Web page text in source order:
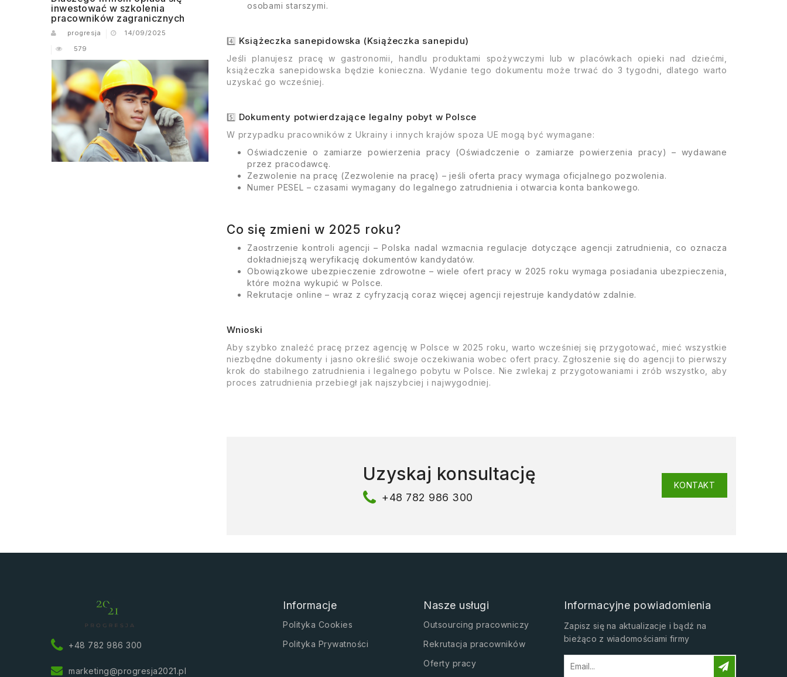
inwestować w szkolenia
pracowników zagranicznych
progresja
14/09/2025
579
osobami starszymi.
4️⃣ Książeczka sanepidowska (Książeczka sanepidu)
Jeśli planujesz pracę w gastronomii, handlu produktami spożywczymi lub w placówkach opieki nad dziećmi,
książeczka sanepidowska będzie konieczna. Wydanie tego dokumentu może trwać do 3 tygodni, dlatego warto
uzyskać go wcześniej.
5️⃣ Dokumenty potwierdzające legalny pobyt w Polsce
W przypadku pracowników z Ukrainy i innych krajów spoza UE mogą być wymagane:
Oświadczenie o zamiarze powierzenia pracy (Oświadczenie o zamiarze powierzenia pracy) – wydawane
przez pracodawcę.
Zezwolenie na pracę (Zezwolenie na pracę) – jeśli oferta pracy wymaga oficjalnego pozwolenia.
Numer PESEL – czasami wymagany do legalnego zatrudnienia i otwarcia konta bankowego.
Co się zmieni w 2025 roku?
Zaostrzenie kontroli agencji – Polska nadal wzmacnia regulacje dotyczące agencji zatrudnienia, co oznacza
dokładniejszą weryfikację dokumentów kandydatów.
Obowiązkowe ubezpieczenie zdrowotne – wiele ofert pracy w 2025 roku wymaga posiadania ubezpieczenia,
które można wykupić w Polsce.
Rekrutacje online – wraz z cyfryzacją coraz więcej agencji rejestruje kandydatów zdalnie.
Wnioski
Aby szybko znaleźć pracę przez agencję w Polsce w 2025 roku, warto wcześniej się przygotować, mieć wszystkie
niezbędne dokumenty i jasno określić swoje oczekiwania wobec ofert pracy. Zgłoszenie się do agencji to pierwszy
krok do stabilnego zatrudnienia i legalnego pobytu w Polsce. Nie zwlekaj z przygotowaniami i zrób wszystko, aby
proces zatrudnienia przebiegł jak najszybciej i najwygodniej.
Uzyskaj konsultację
+48 782 986 300
KONTAKT
+48 782 986 300
marketing@progresja2021.pl
Informacje
Polityka Cookies
Polityka Prywatności
Nasze usługi
Outsourcing pracowniczy
Rekrutacja pracowników
Oferty pracy
Informacyjne powiadomienia
Zapisz się na aktualizacje i bądź na
bieżąco z wiadomościami firmy